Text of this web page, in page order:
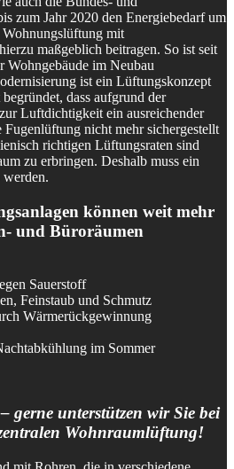
zum Jahr 2020 den Energiebedarf um
mit
maßgeblich beitragen. So ist seit
Wohngebäude im Neubau
ist ein Lüftungskonzept
dass aufgrund der
Luftdichtigkeit ein ausreichender
nicht mehr sichergestellt
richtigen Lüftungsraten sind
zu erbringen. Deshalb muss ein
werden.
können weit mehr
und Büroräumen
Sauerstoff
Feinstaub und Schmutz
Wärmerückgewinnung
im Sommer
gerne unterstützen wir Sie bei
Wohnraumlüftung!